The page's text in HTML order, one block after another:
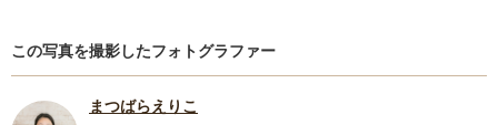
この写真を撮影したフォトグラファー
まつばらえりこ